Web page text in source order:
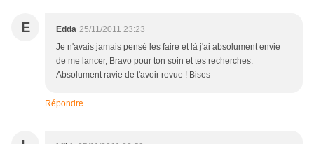
E Edda 25/11/2011 23:23
Je n'avais jamais pensé les faire et là j'ai absolument envie
de me lancer, Bravo pour ton soin et tes recherches.
Absolument ravie de t'avoir revue ! Bises
Répondre